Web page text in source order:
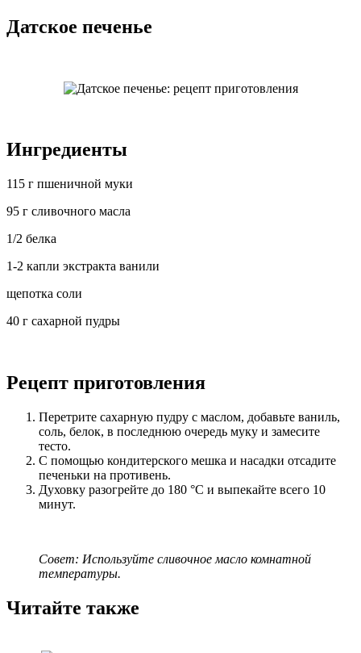
Датское печенье
Ингредиенты
115 г пшеничной муки
95 г сливочного масла
1/2 белка
1-2 капли экстракта ванили
щепотка соли
40 г сахарной пудры
Рецепт приготовления
Перетрите сахарную пудру с маслом, добавьте ваниль,
соль, белок, в последнюю очередь муку и замесите
тесто.
С помощью кондитерского мешка и насадки отсадите
печеньки на противень.
Духовку разогрейте до 180 °C и выпекайте всего 10
минут.
Совет: Используйте сливочное масло комнатной
температуры.
Читайте также